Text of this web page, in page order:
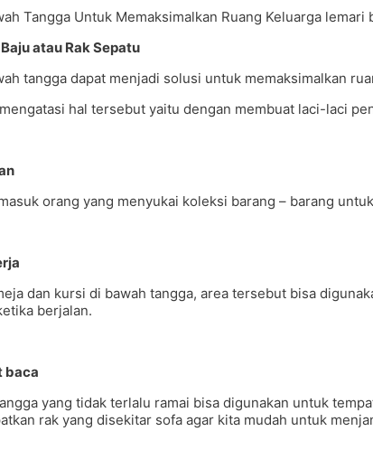
atau Rak Sepatu
tangga dapat menjadi solusi untuk memaksimalkan
hal tersebut yaitu dengan membuat laci-laci
orang yang menyukai koleksi barang – barang
dan kursi di bawah tangga, area tersebut bisa
berjalan.
baca
yang tidak terlalu ramai bisa digunakan untuk
rak yang disekitar sofa agar kita mudah untuk